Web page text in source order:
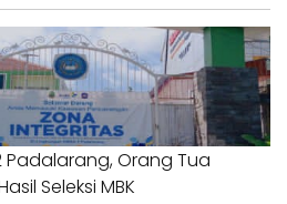
Padalarang, Orang Tua
Seleksi MBK